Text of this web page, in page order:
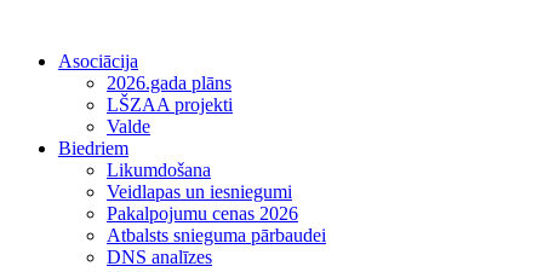
Asociācija
2026.gada plāns
LŠZAA projekti
Valde
Biedriem
Likumdošana
Veidlapas un iesniegumi
Pakalpojumu cenas 2026
Atbalsts snieguma pārbaudei
DNS analīzes